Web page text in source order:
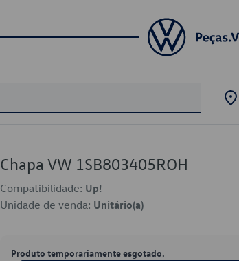
Chapa VW 1SB803405ROH
Compatibilidade: Up!
Unidade de venda: Unitário(a)
Produto temporariamente esgotado.